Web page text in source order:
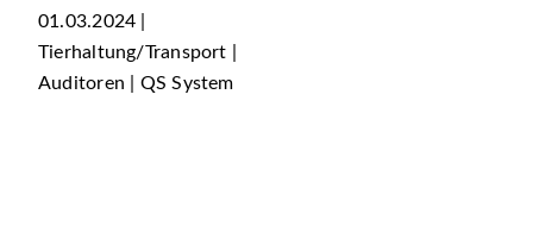
01.03.2024 |
Tierhaltung/Transport |
Auditoren | QS System